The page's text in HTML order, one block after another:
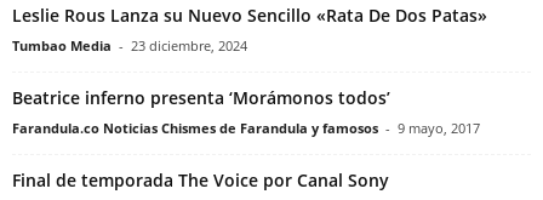
Leslie Rous Lanza su Nuevo Sencillo «Rata De Dos Patas»
Tumbao Media - 23 diciembre, 2024
Beatrice inferno presenta ‘Morámonos todos’
Farandula.co Noticias Chismes de Farandula y famosos - 9 mayo, 2017
Final de temporada The Voice por Canal Sony